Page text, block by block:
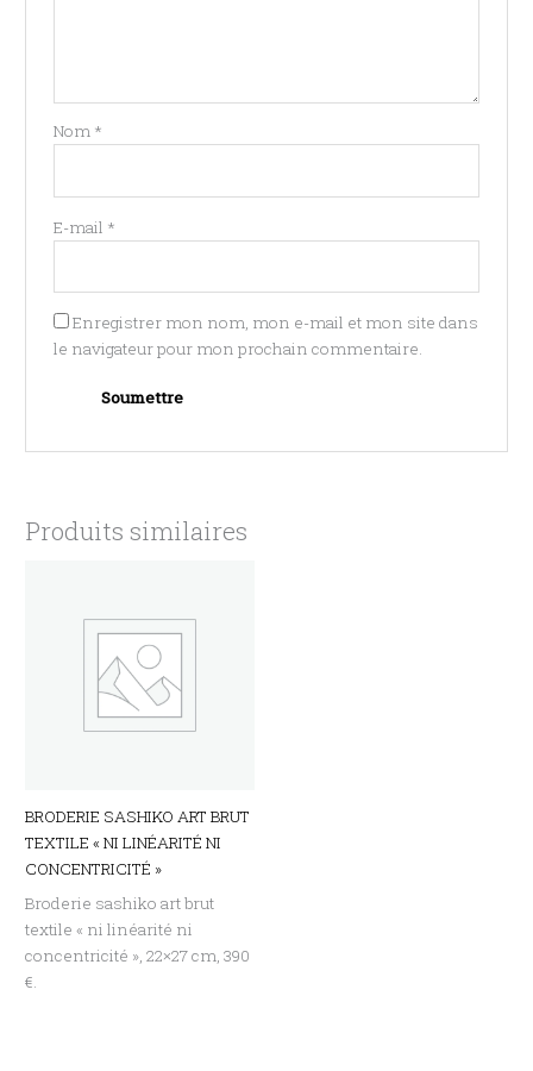
Nom *
E-mail *
Enregistrer mon nom, mon e-mail et mon site dans
le navigateur pour mon prochain commentaire.
Produits similaires
BRODERIE SASHIKO ART BRUT
TEXTILE « NI LINÉARITÉ NI
CONCENTRICITÉ »
Broderie sashiko art brut
textile « ni linéarité ni
concentricité », 22×27 cm, 390
€.